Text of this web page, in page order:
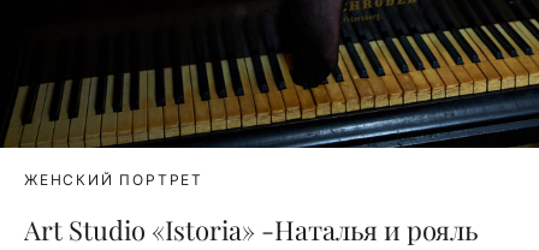
ЖЕНСКИЙ ПОРТРЕТ
Art Studio «Istoria» -Наталья и рояль